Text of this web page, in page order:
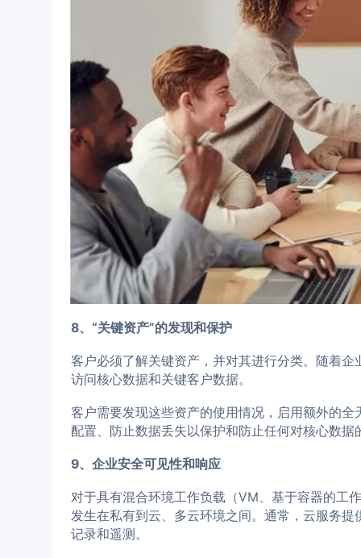
8、“关键资产”的发现和保护
客户必须了解关键资产，并对其进行分类。随着
访问核心数据和关键客户数据。
客户需要发现这些资产的使用情况，启用额外的
配置、防止数据丢失以保护和防止任何对核心数据
9、企业安全可见性和响应
对于具有混合环境工作负载（VM、基于容器的工
发生在私有到云、多云环境之间。通常，云服务
记录和遥测。